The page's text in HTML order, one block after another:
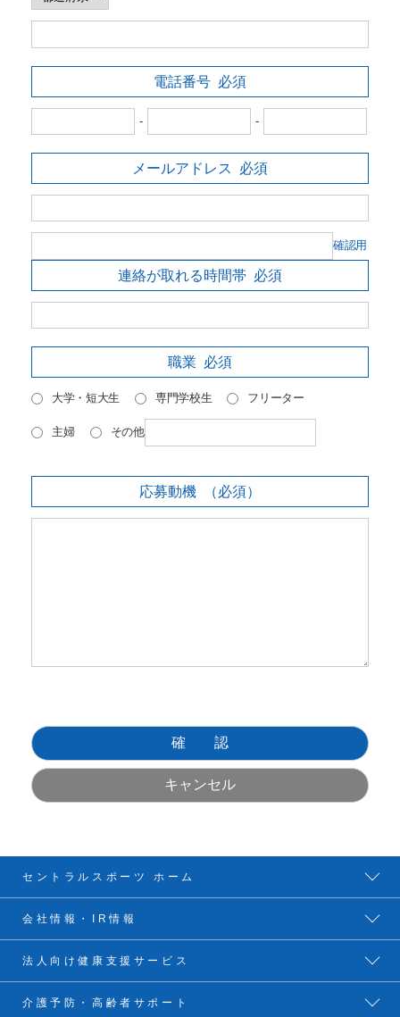
電話番号 必須
- -
メールアドレス 必須
確認用
連絡が取れる時間帯 必須
職業 必須
大学・短大生 専門学校生 フリーター
主婦 その他
応募動機 （必須）
セントラルスポーツ ホーム
会社情報・IR情報
法人向け健康支援サービス
介護予防・高齢者サポート